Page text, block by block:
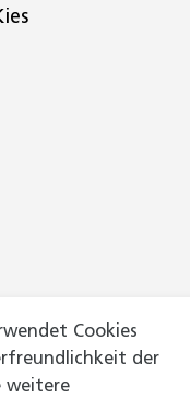
Cookies
der
weitere